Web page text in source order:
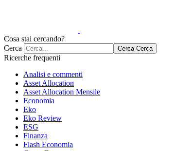
Cosa stai cercando?
Cerca
Cerca Cerca
Ricerche frequenti
Analisi e commenti
Asset Allocation
Asset Allocation Mensile
Economia
Eko
Eko Review
ESG
Finanza
Flash Economia